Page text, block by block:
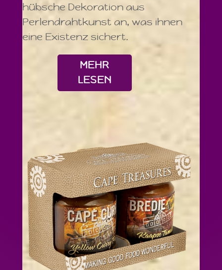
hübsche Dekoration aus
Perlendrahtkunst an, was ihnen
eine Existenz sichert.
MEHR
LESEN